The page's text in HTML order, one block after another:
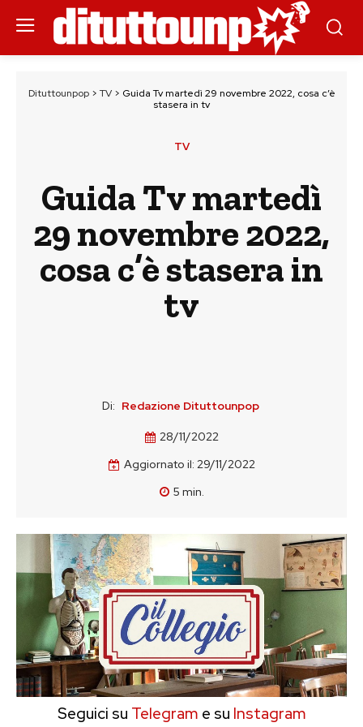
Dituttounpop> TV> Guida Tv martedì 29 novembre 2022, cosa c’è
stasera in tv
TV
Guida Tv martedì
29 novembre 2022,
cosa c’è stasera in
tv
Di: Redazione Dituttounpop
28/11/2022
Aggiornato il: 29/11/2022
5 min.
Seguici su Telegram e su Instagram